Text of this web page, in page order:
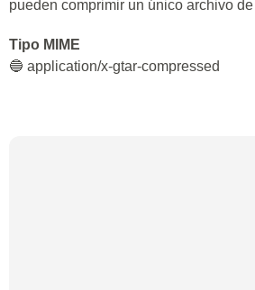
pueden comprimir un único archivo
Tipo MIME
🔵 application/x-gtar-compressed